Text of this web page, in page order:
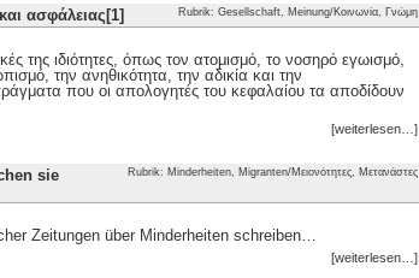
Rubrik: Gesellschaft, Meinung/Κοινωνία, Γνώμη
ασφάλειας[1]
της ιδιότητες, όπως τον ατομισμό, το νοσηρό εγωισμό,
την ανηθικότητα, την αδικία και την
που οι απολογητές του κεφαλαίου τα αποδίδουν
[weiterlesen…]
Rubrik: Minderheiten, Migranten/Μειονότητες, Μετανάστες
sie
Zeitungen über Minderheiten schreiben…
[weiterlesen…]